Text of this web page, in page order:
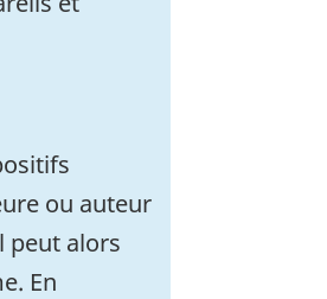
ou auteur
peut alors
En